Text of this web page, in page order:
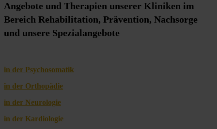
Angebote und Therapien unserer Kliniken im
Bereich Rehabilitation, Prävention, Nachsorge
und unsere Spezialangebote
in der Psychosomatik
in der Orthopädie
in der Neurologie
in der Kardiologie